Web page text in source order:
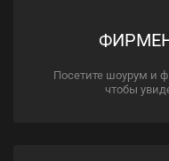
Посетите шоурум и
чтобы